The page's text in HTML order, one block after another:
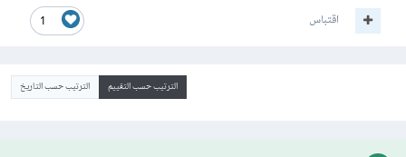
1 اقتباس
الترتيب حسب التقييم الترتيب حسب التاريخ